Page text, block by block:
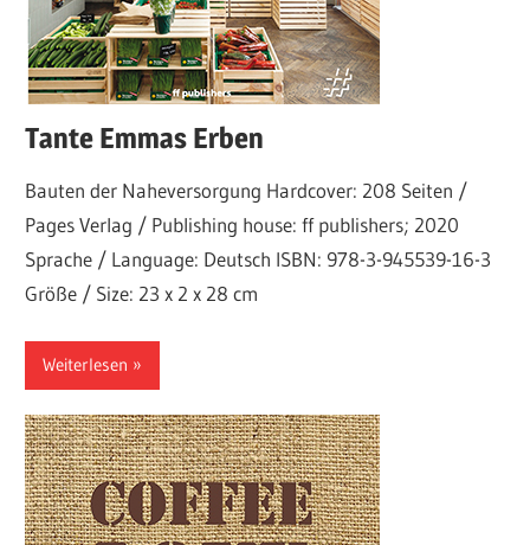
Tante Emmas Erben
Bauten der Naheversorgung Hardcover: 208 Seiten /
Pages Verlag / Publishing house: ff publishers; 2020
Sprache / Language: Deutsch ISBN: 978-3-945539-16-3
Größe / Size: 23 x 2 x 28 cm
Weiterlesen